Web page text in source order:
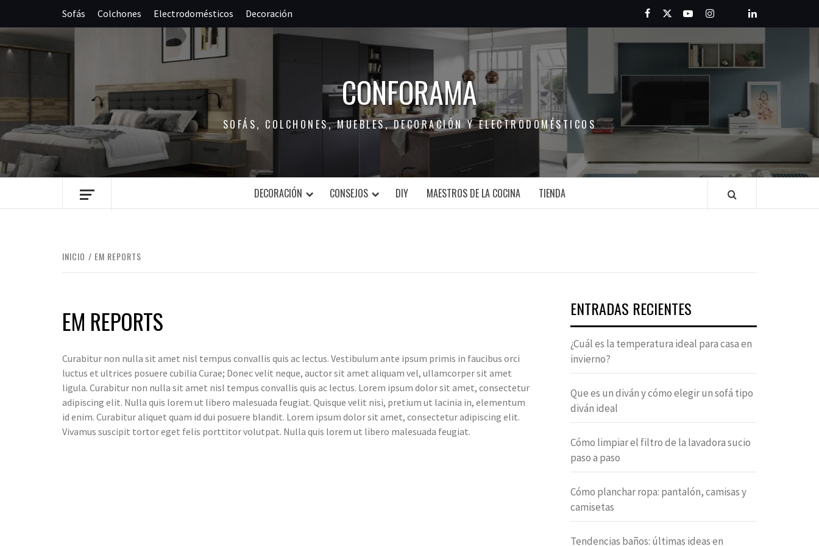
contenido
Sofás Colchones Electrodomésticos Decoración Facebook
TwitterYoutubeInstagramPinterest
LinkedIn
CONFORAMA
SOFÁS, COLCHONES, MUEBLES, DECORACIÓN Y ELECTRODOMÉSTICOS
DECORACIÓN CONSEJOS DIY MAESTROS DE LA COCINA TIENDA
INICIO EM REPORTS
EM REPORTS
Curabitur non nulla sit amet nisl tempus convallis quis ac lectus. Vestibulum ante ipsum primis in faucibus orci
luctus et ultrices posuere cubilia Curae; Donec velit neque, auctor sit amet aliquam vel, ullamcorper sit amet
ligula. Curabitur non nulla sit amet nisl tempus convallis quis ac lectus. Lorem ipsum dolor sit amet, consectetur
adipiscing elit. Nulla quis lorem ut libero malesuada feugiat. Quisque velit nisi, pretium ut lacinia in, elementum
id enim. Curabitur aliquet quam id dui posuere blandit. Lorem ipsum dolor sit amet, consectetur adipiscing elit.
Vivamus suscipit tortor eget felis porttitor volutpat. Nulla quis lorem ut libero malesuada feugiat.
ENTRADAS RECIENTES
¿Cuál es la temperatura ideal para casa en
invierno?
Que es un diván y cómo elegir un sofá tipo
diván ideal
Cómo limpiar el filtro de la lavadora sucio
paso a paso
Cómo planchar ropa: pantalón, camisas y
camisetas
Tendencias baños: últimas ideas en